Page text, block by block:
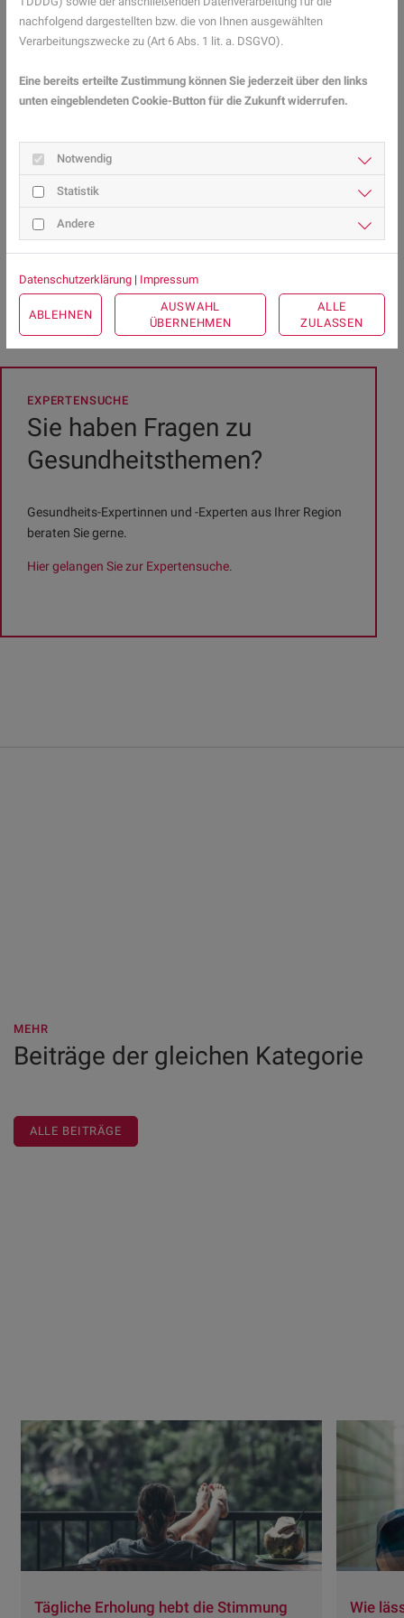
ZURÜCK ZUR ÜBERSICHT
geraten.
Einen Plan schreiben: Schreiben Sie sich genau auf, was Sie in
haken sie die erledigten Aufgaben ab. Es macht zufrieden, zu
sehen, was man alles schon geschafft hat.
gibt ein gutes Gefühl und motiviert, weitere Aufgaben
anzugehen.
Mehr Gesundheitsinformationen zum Thema Stress finden
Sie hier.
EXPERTENSUCHE
Sie haben Fragen zu
Gesundheitsthemen?
Gesundheits-Expertinnen und -Experten aus Ihrer Region
beraten Sie gerne.
Hier gelangen Sie zur Expertensuche.
MEHR
Beiträge der gleichen Kategorie
ALLE BEITRÄGE
Tägliche Erholung hebt die Stimmung Wie
nachfolgend dargestellten bzw. die von Ihnen ausgewählten
Verarbeitungszwecke zu (Art 6 Abs. 1 lit. a. DSGVO).
Eine bereits erteilte Zustimmung können Sie jederzeit über den links
unten eingeblendeten Cookie-Button für die Zukunft widerrufen.
Notwendig
Statistik
Andere
Datenschutzerklärung | Impressum
ABLEHNEN
AUSWAHL
ÜBERNEHMEN
ALLE
ZULASSEN